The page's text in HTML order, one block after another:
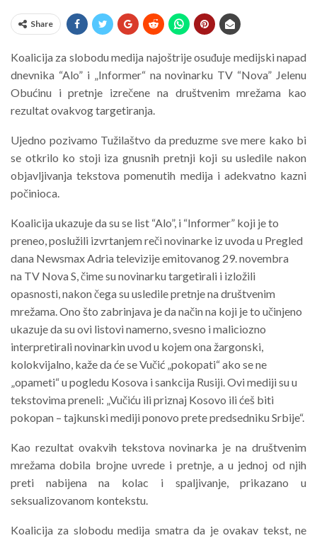
Share
Koalicija za slobodu medija najoštrije osuđuje medijski napad
dnevnika “Alo” i „Informer“ na novinarku TV “Nova” Jelenu
Obućinu i pretnje izrečene na društvenim mrežama kao
rezultat ovakvog targetiranja.
Ujedno pozivamo Tužilaštvo da preduzme sve mere kako bi
se otkrilo ko stoji iza gnusnih pretnji koji su usledile nakon
objavljivanja tekstova pomenutih medija i adekvatno kazni
počinioca.
Koalicija ukazuje da su se list “Alo”, i “Informer” koji je to
preneo, poslužili izvrtanjem reči novinarke iz uvoda u Pregled
dana Newsmax Adria televizije emitovanog 29. novembra
na TV Nova S, čime su novinarku targetirali i izložili
opasnosti, nakon čega su usledile pretnje na društvenim
mrežama. Ono što zabrinjava je da način na koji je to učinjeno
ukazuje da su ovi listovi namerno, svesno i maliciozno
interpretirali novinarkin uvod u kojem ona žargonski,
kolokvijalno, kaže da će se Vučić „pokopati“ ako se ne
„opameti“ u pogledu Kosova i sankcija Rusiji. Ovi mediji su u
tekstovima preneli: „Vučiću ili priznaj Kosovo ili ćeš biti
pokopan – tajkunski mediji ponovo prete predsedniku Srbije“.
Kao rezultat ovakvih tekstova novinarka je na društvenim
mrežama dobila brojne uvrede i pretnje, a u jednoj od njih
preti nabijena na kolac i spaljivanje, prikazano u
seksualizovanom kontekstu.
Koalicija za slobodu medija smatra da je ovakav tekst, ne